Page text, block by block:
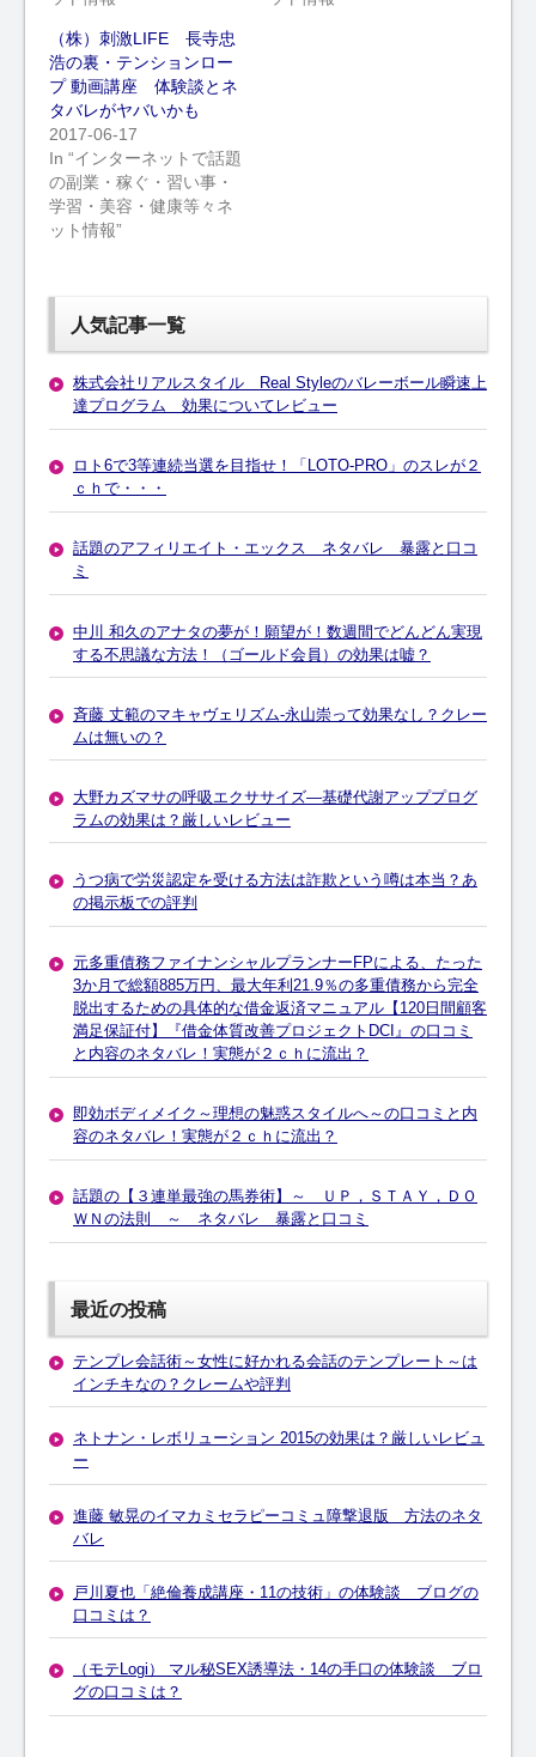
（株）刺激LIFE 長寺忠
浩の裏・テンションロー
プ 動画講座 体験談とネ
タバレがヤバいかも
2017-06-17
In “インターネットで話題
の副業・稼ぐ・習い事・
学習・美容・健康等々ネ
ット情報”
人気記事一覧
株式会社リアルスタイル Real Styleのバレーボール瞬速上
達プログラム 効果についてレビュー
ロト6で3等連続当選を目指せ！「LOTO-PRO」のスレが２
ｃｈで・・・
話題のアフィリエイト・エックス ネタバレ 暴露と口コ
ミ
中川 和久のアナタの夢が！願望が！数週間でどんどん実現
する不思議な方法！（ゴールド会員）の効果は嘘？
斉藤 丈範のマキャヴェリズム-永山崇って効果なし？クレー
ムは無いの？
大野カズマサの呼吸エクササイズ―基礎代謝アッププログ
ラムの効果は？厳しいレビュー
うつ病で労災認定を受ける方法は詐欺という噂は本当？あ
の掲示板での評判
元多重債務ファイナンシャルプランナーFPによる、たった
3か月で総額885万円、最大年利21.9％の多重債務から完全
脱出するための具体的な借金返済マニュアル【120日間顧客
満足保証付】『借金体質改善プロジェクトDCI』の口コミ
と内容のネタバレ！実態が２ｃｈに流出？
即効ボディメイク～理想の魅惑スタイルへ～の口コミと内
容のネタバレ！実態が２ｃｈに流出？
話題の【３連単最強の馬券術】～ ＵＰ，ＳＴＡＹ，ＤＯ
ＷＮの法則 ～ ネタバレ 暴露と口コミ
最近の投稿
テンプレ会話術～女性に好かれる会話のテンプレート～は
インチキなの？クレームや評判
ネトナン・レボリューション 2015の効果は？厳しいレビュ
ー
進藤 敏晃のイマカミセラピーコミュ障撃退版 方法のネタ
バレ
戸川夏也「絶倫養成講座・11の技術」の体験談 ブログの
口コミは？
（モテLogi） マル秘SEX誘導法・14の手口の体験談 ブロ
グの口コミは？